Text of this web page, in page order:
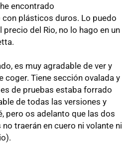
encontrado
plásticos duros. Lo puedo
del Rio, no lo hago en un
es muy agradable de ver y
coger. Tiene sección ovalada y
de pruebas estaba forrado
de todas las versiones y
pero os adelanto que las dos
traerán en cuero ni volante ni